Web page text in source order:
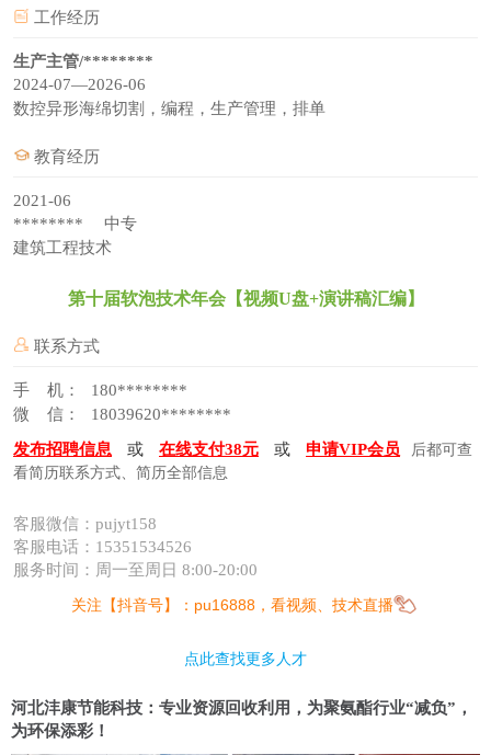
工作经历
生产主管/********
2024-07—2026-06
数控异形海绵切割，编程，生产管理，排单
教育经历
2021-06
******** 中专
建筑工程技术
第十届软泡技术年会【视频U盘+演讲稿汇编】
联系方式
手 机：
180********
微 信：
18039620********
发布招聘信息
或 在线支付38元 或 申请VIP会员 后都可查
看简历联系方式、简历全部信息
客服微信：pujyt158
客服电话：15351534526
服务时间：周一至周日 8:00-20:00
关注【抖音号】：pu16888，看视频、技术直播
点此查找更多人才
河北沣康节能科技：专业资源回收利用，为聚氨酯行业“减负”，
为环保添彩！